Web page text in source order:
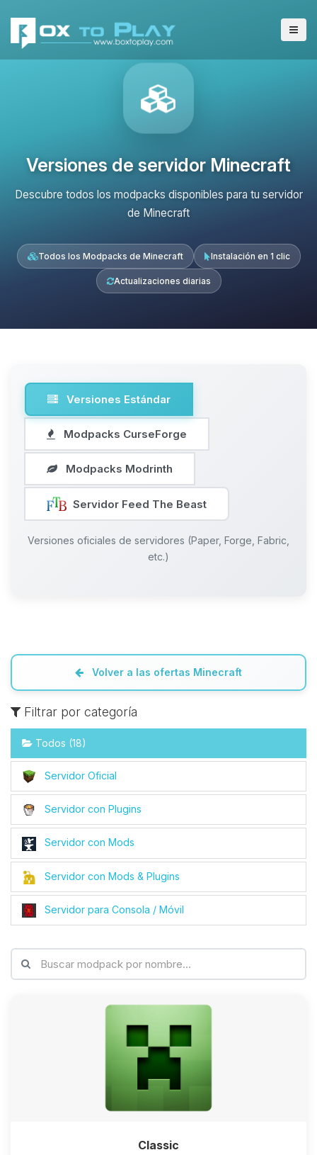
Versiones de servidor Minecraft
Descubre todos los modpacks disponibles para tu servidor
de Minecraft
Todos los Modpacks de Minecraft Instalación en 1 clic
Actualizaciones diarias
Versiones Estándar
Modpacks CurseForge
Modpacks Modrinth
Servidor Feed The Beast
Versiones oficiales de servidores (Paper, Forge, Fabric,
etc.)
Volver a las ofertas Minecraft
Filtrar por categoría
Todos (18)
Servidor Oficial
Servidor con Plugins
Servidor con Mods
Servidor con Mods & Plugins
Servidor para Consola / Móvil
Classic